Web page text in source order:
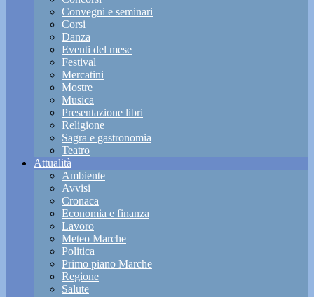
Convegni e seminari
Corsi
Danza
Eventi del mese
Festival
Mercatini
Mostre
Musica
Presentazione libri
Religione
Sagra e gastronomia
Teatro
Attualità
Ambiente
Avvisi
Cronaca
Economia e finanza
Lavoro
Meteo Marche
Politica
Primo piano Marche
Regione
Salute